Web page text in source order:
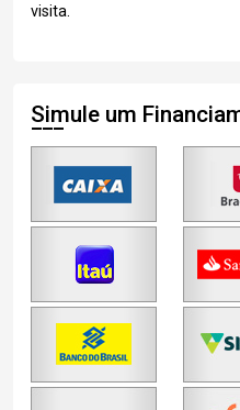
visita.
Simule um